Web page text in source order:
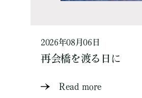
2026年08月06日
再会橋を渡る日に
Read more